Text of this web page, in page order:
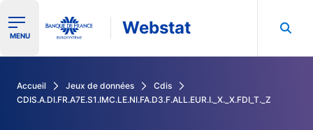
Ouvrir le menu de navigation
MENU Webstat
Accueil Jeux de données
Cdis
CDIS.A.DI.FR.A7E.S1.IMC.LE.NI.FA.D3.F.ALL.EUR.I._X._X.FDI_T._Z